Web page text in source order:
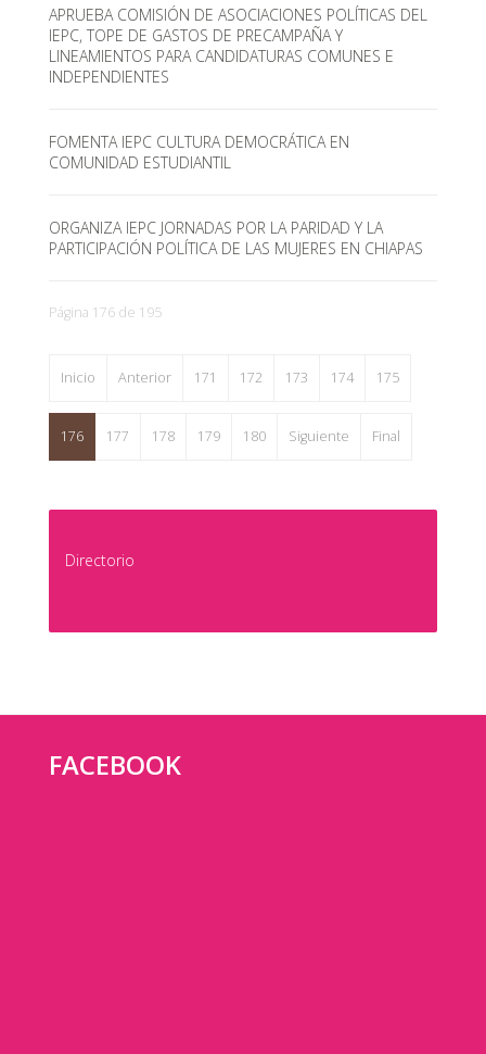
APRUEBA COMISIÓN DE ASOCIACIONES POLÍTICAS DEL
IEPC, TOPE DE GASTOS DE PRECAMPAÑA Y
LINEAMIENTOS PARA CANDIDATURAS COMUNES E
INDEPENDIENTES
FOMENTA IEPC CULTURA DEMOCRÁTICA EN
COMUNIDAD ESTUDIANTIL
ORGANIZA IEPC JORNADAS POR LA PARIDAD Y LA
PARTICIPACIÓN POLÍTICA DE LAS MUJERES EN CHIAPAS
Página 176 de 195
Inicio Anterior 171 172 173 174 175
176 177 178 179 180 Siguiente Final
Directorio
FACEBOOK